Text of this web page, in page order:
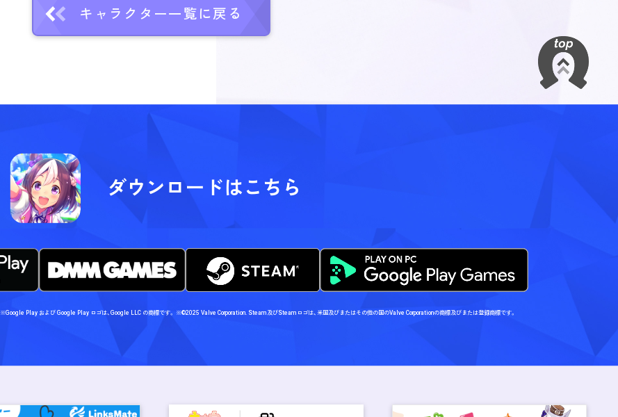
キャラクター一覧に戻る
ダウンロードはこちら
※Google Play および Google Play ロゴは、Google LLC の商標です。 ※©2025 Valve Corporation. Steam及びSteamロゴは、米国及びまたはその他の国のValve Corporationの商標及びまたは登録商標です。